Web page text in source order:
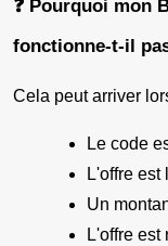
❓ Pourquoi mon
fonctionne-t-il
Cela peut arriver
Le code
L'offre
Un
L'offre